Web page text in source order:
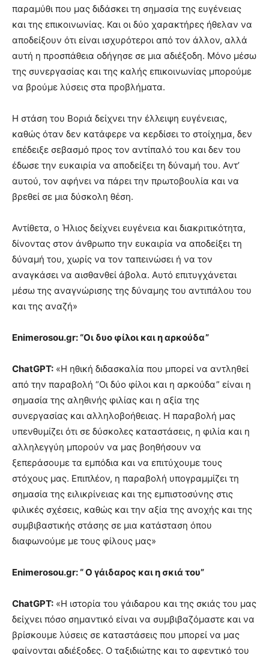
παραμύθι που μας διδάσκει τη σημασία της ευγένειας
και της επικοινωνίας. Και οι δύο χαρακτήρες ήθελαν να
αποδείξουν ότι είναι ισχυρότεροι από τον άλλον, αλλά
αυτή η προσπάθεια οδήγησε σε μια αδιέξοδη. Μόνο μέσω
της συνεργασίας και της καλής επικοινωνίας μπορούμε
να βρούμε λύσεις στα προβλήματα.
Η στάση του Βοριά δείχνει την έλλειψη ευγένειας,
καθώς όταν δεν κατάφερε να κερδίσει το στοίχημα, δεν
επέδειξε σεβασμό προς τον αντίπαλό του και δεν του
έδωσε την ευκαιρία να αποδείξει τη δύναμή του. Αντ’
αυτού, τον αφήνει να πάρει την πρωτοβουλία και να
βρεθεί σε μια δύσκολη θέση.
Αντίθετα, ο Ήλιος δείχνει ευγένεια και διακριτικότητα,
δίνοντας στον άνθρωπο την ευκαιρία να αποδείξει τη
δύναμή του, χωρίς να τον ταπεινώσει ή να τον
αναγκάσει να αισθανθεί άβολα. Αυτό επιτυγχάνεται
μέσω της αναγνώρισης της δύναμης του αντιπάλου του
και της αναζή»
Enimerosou.gr: “Οι δυο φίλοι και η αρκούδα”
ChatGPT: «Η ηθική διδασκαλία που μπορεί να αντληθεί
από την παραβολή “Οι δύο φίλοι και η αρκούδα” είναι η
σημασία της αληθινής φιλίας και η αξία της
συνεργασίας και αλληλοβοήθειας. Η παραβολή μας
υπενθυμίζει ότι σε δύσκολες καταστάσεις, η φιλία και η
αλληλεγγύη μπορούν να μας βοηθήσουν να
ξεπεράσουμε τα εμπόδια και να επιτύχουμε τους
στόχους μας. Επιπλέον, η παραβολή υπογραμμίζει τη
σημασία της ειλικρίνειας και της εμπιστοσύνης στις
φιλικές σχέσεις, καθώς και την αξία της ανοχής και της
συμβιβαστικής στάσης σε μια κατάσταση όπου
διαφωνούμε με τους φίλους μας»
Enimerosou.gr: “ Ο γάιδαρος και η σκιά του”
ChatGPT: «Η ιστορία του γάιδαρου και της σκιάς του μας
δείχνει πόσο σημαντικό είναι να συμβιβαζόμαστε και να
βρίσκουμε λύσεις σε καταστάσεις που μπορεί να μας
φαίνονται αδιέξοδες. Ο ταξιδιώτης και το αφεντικό του